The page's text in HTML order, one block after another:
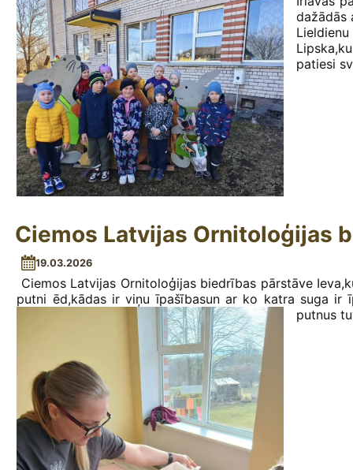
dažādās
patiesi
Ciemos Latvijas Ornitoloģijas
19.03.2026
Ciemos Latvijas Ornitoloģijas biedrības pārstāve
putni ēd,kādas ir viņu īpašībasun ar ko katra suga ir
putnus